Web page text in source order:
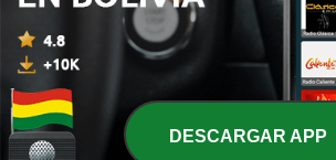
23 abr. 2026
92 - Ep05S01 - Se tenía que decir y se dijo
12 mar. 2026
91 - Ep04S01 - Se tenía que decir y se dijo
09 dic. 2025
DESCARGAR APP